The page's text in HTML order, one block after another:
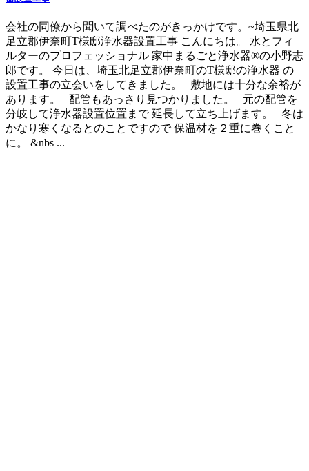
会社の同僚から聞いて調べたのがきっかけです。~埼玉県北
足立郡伊奈町T様邸浄水器設置工事 こんにちは。 水とフィ
ルターのプロフェッショナル 家中まるごと浄水器®の小野志
郎です。 今日は、埼玉北足立郡伊奈町のT様邸の浄水器 の
設置工事の立会いをしてきました。 敷地には十分な余裕が
あります。 配管もあっさり見つかりました。 元の配管を
分岐して浄水器設置位置まで 延長して立ち上げます。 冬は
かなり寒くなるとのことですので 保温材を２重に巻くこと
に。 &nbs ...